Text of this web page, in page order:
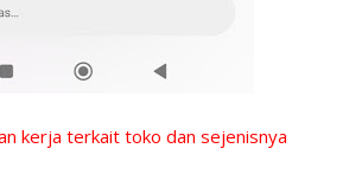
kerja terkait toko dan sejenisnya